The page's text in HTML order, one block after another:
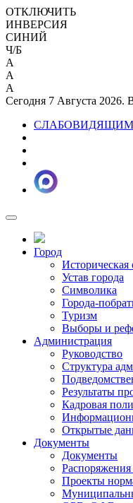
ОТКЛЮЧИТЬ
ИНВЕРСИЯ
СИНИЙ
Ч/Б
A
A
A
Сегодня 7 Августа 2026.
СЛАБОВИДЯЩИМ
Город
Историческая
Устав города
Символика
Города-
Туризм
Выборы и
Администрация
Руководство
Структура
Результаты
Кадровая
Открытые
Документы
Документы
Проекты